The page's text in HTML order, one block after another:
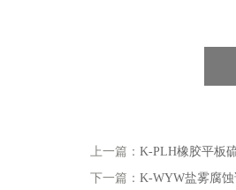
上一篇： K-PLH橡胶平板
下一篇： K-WYW盐雾腐